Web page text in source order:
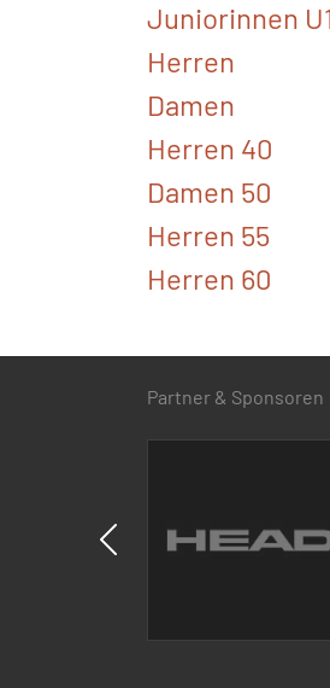
Juniorinnen
Herren
Damen
Herren 40
Damen 50
Herren 55
Herren 60
Partner & Sponsoren